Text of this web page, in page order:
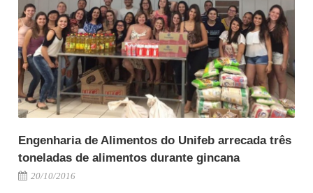
Engenharia de Alimentos do Unifeb arrecada três
toneladas de alimentos durante gincana
20/10/2016